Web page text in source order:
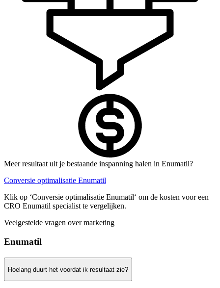
Meer resultaat uit je bestaande inspanning halen in Enumatil?
Conversie optimalisatie Enumatil
Klik op ‘Conversie optimalisatie Enumatil‘ om de kosten voor een
CRO Enumatil specialist te vergelijken.
Veelgestelde vragen over marketing
Enumatil
Hoelang duurt het voordat ik resultaat zie?